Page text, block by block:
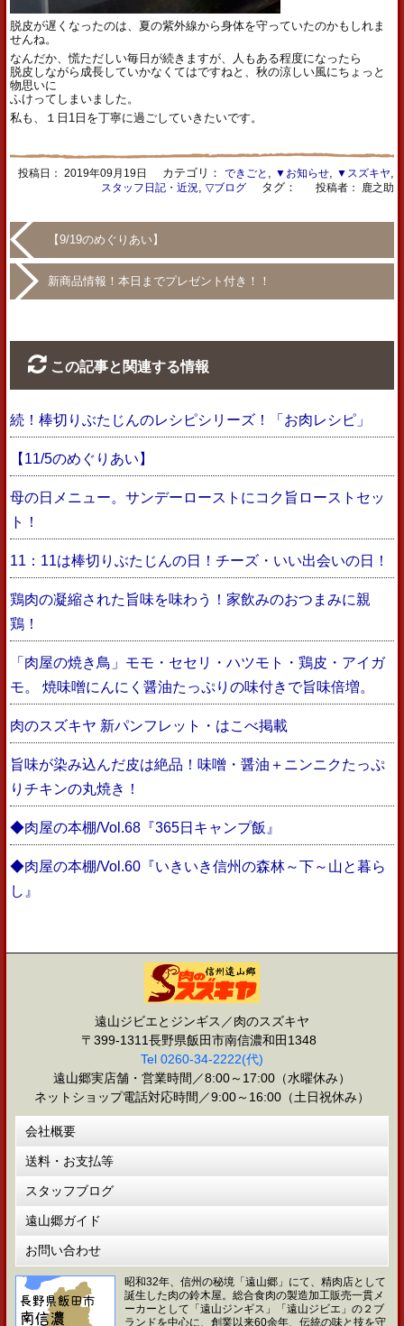
脱皮が遅くなったのは、夏の紫外線から身体を守っていたのかもしれま
せんね。
なんだか、慌ただしい毎日が続きますが、人もある程度になったら
脱皮しながら成長していかなくてはですねと、秋の涼しい風にちょっと
物思いに
ふけってしまいました。
私も、１日1日を丁寧に過ごしていきたいです。
投稿日： 2019年09月19日 カテゴリ： できごと ▼お知らせ, ▼スズキヤ
スタッフ日記・近況 ▽ブログタグ： 投稿者： 鹿之助
【9/19のめぐりあい】
新商品情報！本日までプレゼント付き！！
この記事と関連する情報
続！棒切りぶたじんのレシピシリーズ！「お肉レシピ」
【11/5のめぐりあい】
母の日メニュー。サンデーローストにコク旨ローストセッ
ト！
11：11は棒切りぶたじんの日！チーズ・いい出会いの日！
鶏肉の凝縮された旨味を味わう！家飲みのおつまみに親
鶏！
「肉屋の焼き鳥」モモ・セセリ・ハツモト・鶏皮・アイガ
モ。 焼味噌にんにく醤油たっぷりの味付きで旨味倍増。
肉のスズキヤ 新パンフレット・はこべ掲載
旨味が染み込んだ皮は絶品！味噌・醤油＋ニンニクたっぷ
りチキンの丸焼き！
◆肉屋の本棚/Vol.68『365日キャンプ飯』
◆肉屋の本棚/Vol.60『いきいき信州の森林～下～山と暮ら
し』
遠山ジビエとジンギス／肉のスズキヤ
〒399-1311長野県飯田市南信濃和田1348
Tel 0260-34-2222(代)
遠山郷実店舗・営業時間／8:00～17:00（水曜休み）
ネットショップ電話対応時間／9:00～16:00（土日祝休み）
会社概要
送料・お支払等
スタッフブログ
遠山郷ガイド
お問い合わせ
昭和32年、信州の秘境「遠山郷」にて、精肉店として
誕生した肉の鈴木屋。総合食肉の製造加工販売一貫メ
ーカーとして「遠山ジンギス」「遠山ジビエ」の２ブ
ランドを中心に、創業以来60余年、伝統の味と技を守